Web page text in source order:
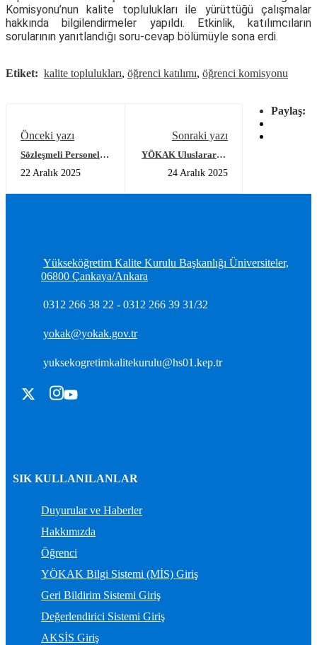
Komisyonu’nun kalite toplulukları ile yürüttüğü çalışmalar
hakkında bilgilendirmeler yapıldı. Etkinlik, katılımcıların
sorularının yanıtlandığı soru-cevap bölümüyle sona erdi.
Etiket: kalite toplulukları, öğrenci katılımı, öğrenci komisyonu
Paylaş:
Önceki yazı
Sözleşmeli Personel
Alım İlanı Sonucu
22 Aralık 2025
Sonraki yazı
YÖKAK Uluslararası
Uluslararası
24 Aralık 2025
Yükseköğretim Kalite Kurulu Başkanlığı Üniversiteler,
06800 Çankaya/Ankara
0312 266 38 22 - 0312 266 39 31/32
yokak@yokak.gov.tr
yuksekogretimkalitekurulu@hs01.kep.tr
SIK KULLANILANLAR
Duyurular ve Haberler
Hakkımızda
Öğrenci
YÖKAK Bilgi Sistemi (MİS) Giriş
Geri Bildirim Sistemi Giriş
Değerlendirici Sistemi Giriş
AKSİS Giriş